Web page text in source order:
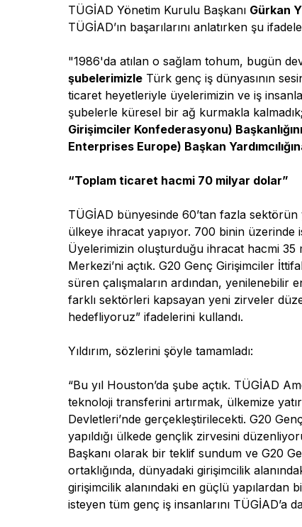
TÜGİAD Yönetim Kurulu Başkanı Gürkan
TÜGİAD’ın başarılarını anlatırken şu
"1986'da atılan o sağlam tohum, bugün dev
şubelerimizle Türk genç iş dünyasının
ticaret heyetleriyle üyelerimizin ve iş
şubelerle küresel bir ağ kurmakla
Girişimciler Konfederasyonu) Başkanlığını
Enterprises Europe) Başkan
“Toplam ticaret hacmi 70 milyar dolar”
TÜGİAD bünyesinde 60’tan fazla sektörün
ülkeye ihracat yapıyor. 700 binin üzerinde
Üyelerimizin oluşturduğu ihracat hacmi 35
Merkezi’ni açtık. G20 Genç Girişimciler
süren çalışmaların ardından, yenilenebilir
farklı sektörleri kapsayan yeni zirveler
hedefliyoruz” ifadelerini kullandı.
Yıldırım, sözlerini şöyle tamamladı:
“Bu yıl Houston’da şube açtık. TÜGİAD
teknoloji transferini artırmak, ülkemize
Devletleri’nde gerçekleştirilecekti. G20
yapıldığı ülkede gençlik zirvesini
Başkanı olarak bir teklif sundum ve G20
ortaklığında, dünyadaki girişimcilik
girişimcilik alanındaki en güçlü yapılardan
isteyen tüm genç iş insanlarını TÜGİAD’a